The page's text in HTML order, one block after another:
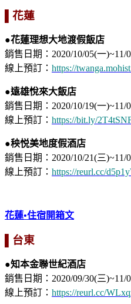
▌花蓮
●花蓮理想大地渡假飯店
銷售日期：2020/10/05(一)~11/
線上預訂： https://
●遠雄悅來大飯店
銷售日期：2020/10/19(一)~11/
線上預訂： https://bit.ly/
●秧悦美地度假酒店
銷售日期：2020/10/21(三)~11/
線上預訂： https://reurl.cc/
花蓮•住宿開箱文
▌台東
●知本金聯世紀酒店
銷售日期：2020/09/30(三)~11/
線上預訂： https://reurl.cc/